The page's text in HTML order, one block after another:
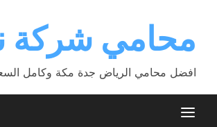
contentمحامي شركة
افضل محامي الرياض جدة مكة وكامل